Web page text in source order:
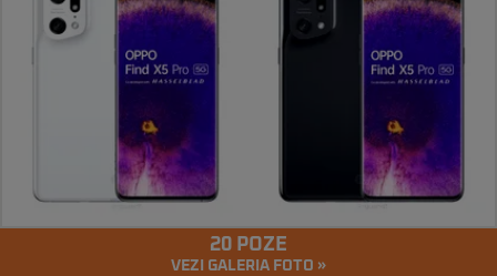
20 POZE
VEZI GALERIA FOTO »